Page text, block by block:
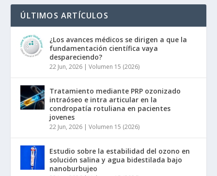
ÚLTIMOS ARTÍCULOS
¿Los avances médicos se dirigen a que la
fundamentación científica vaya
despareciendo?
22 Jun, 2026 |Volumen 15 (2026)
Tratamiento mediante PRP ozonizado
intraóseo e intra articular en la
condropatía rotuliana en pacientes
jovenes
22 Jun, 2026 |Volumen 15 (2026)
Estudio sobre la estabilidad del ozono en
solución salina y agua bidestilada bajo
nanoburbujeo